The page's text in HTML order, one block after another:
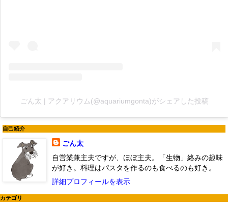
ごん太 | アクアリウム(@aquariumgonta)がシェアした投稿
自己紹介
ごん太
自営業兼主夫ですが、ほぼ主夫。「生物」絡みの趣味
が好き。料理はパスタを作るのも食べるのも好き。
詳細プロフィールを表示
カテゴリ